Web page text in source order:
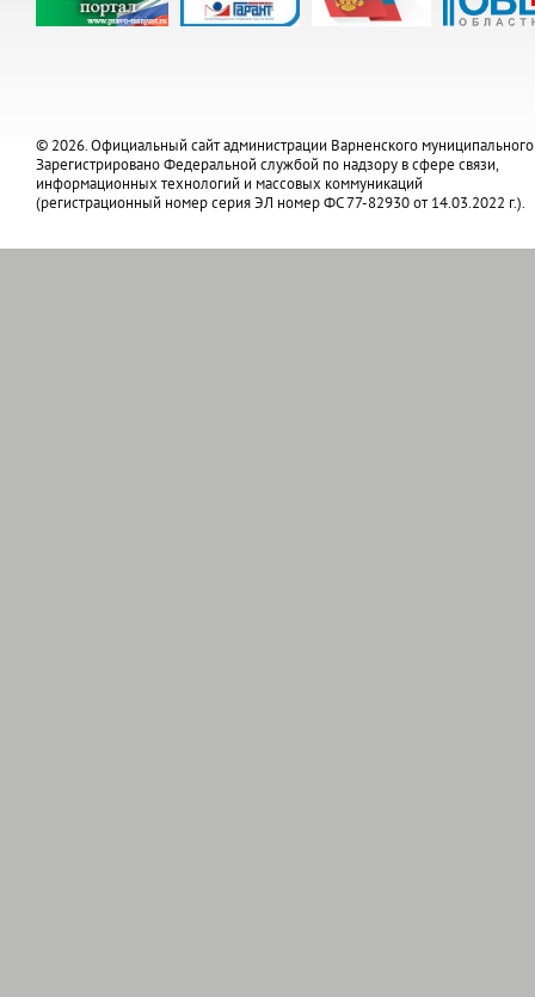
© 2026. Официальный сайт администрации Варненского муниципального
Зарегистрировано Федеральной службой по надзору в сфере связи,
информационных технологий и массовых коммуникаций
(регистрационный номер серия ЭЛ номер ФС 77-82930 от 14.03.2022 г.).